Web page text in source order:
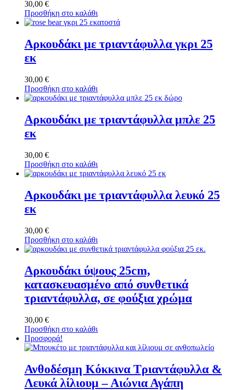
30,00 €
Προσθήκη στο καλάθι
Αρκουδάκι με τριαντάφυλλα γκρι 25
εκ
30,00 €
Προσθήκη στο καλάθι
Αρκουδάκι με τριαντάφυλλα μπλε 25
εκ
30,00 €
Προσθήκη στο καλάθι
Αρκουδάκι με τριαντάφυλλα λευκό 25
εκ
30,00 €
Προσθήκη στο καλάθι
Αρκουδάκι ύψους 25cm,
κατασκευασμένο από συνθετικά
τριαντάφυλλα, σε φούξια χρώμα
30,00 €
Προσθήκη στο καλάθι
Προσφορά!
Ανθοδέσμη Κόκκινα Τριαντάφυλλα &
Λευκά λίλιουμ – Αιώνια Αγάπη